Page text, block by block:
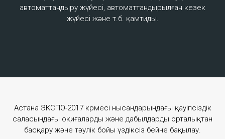
автоматтандыру жүйесі, автоматтандырылған кезек
жүйесі және т.б. қамтиды.
Астана ЭКСПО-2017 көрмесі нысандарындағы қауіпсіздік
саласындағы оқиғаларды және дабылдарды орталықтан
басқару және тәулік бойы үздіксіз бейне бақылау.
қылмыстар санын азайтуға және адам көп жиналған
жердерде экстремизм мен терроризмге қарсы іс-